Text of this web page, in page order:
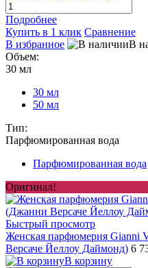
Подробнее
Купить в 1 клик Сравнение
В избранное
В
Объем:
30 мл
30 мл
50 мл
Тип:
Парфюмированная вода
Парфюмированная вода
Оригинал!
Быстрый просмотр
Женская парфюмерия Gianni
Версаче Йеллоу Даймонд) 6
В корзину